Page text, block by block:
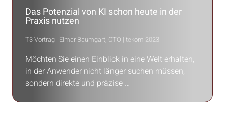
Das Potenzial von KI schon heute in der
Praxis nutzen
T3 Vortrag | Elmar Baumgart, CTO | tekom 2023
Möchten Sie einen Einblick in eine Welt erhalten,
in der Anwender nicht länger suchen müssen,
sondern direkte und präzise …